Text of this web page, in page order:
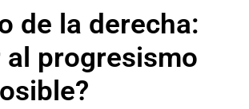
de la derecha:
progresismo